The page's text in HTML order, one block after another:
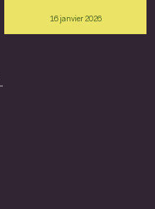
16 janvier 2026